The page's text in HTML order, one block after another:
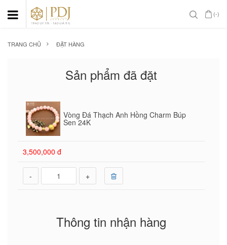
(-)
TRANG CHỦ ĐẶT HÀNG
Sản phẩm đã đặt
Vòng Đá Thạch Anh Hồng Charm Búp
Sen 24K
3,500,000 đ
- +
Thông tin nhận hàng